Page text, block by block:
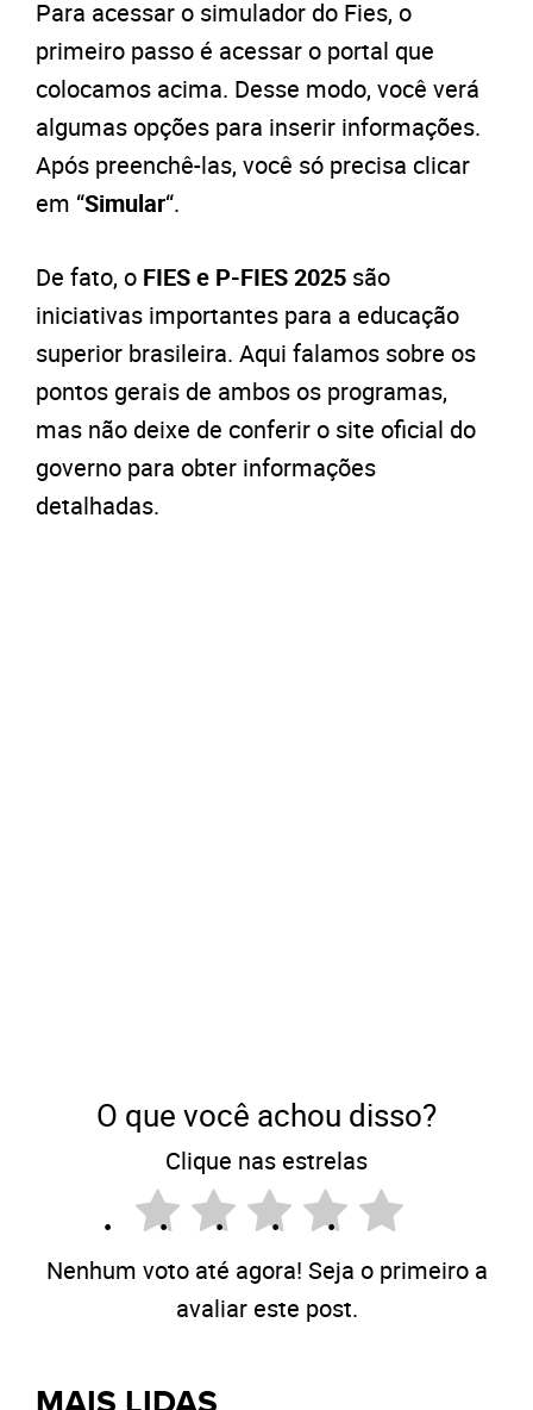
Para acessar o simulador do Fies, o
primeiro passo é acessar o portal que
colocamos acima. Desse modo, você verá
algumas opções para inserir informações.
Após preenchê-las, você só precisa clicar
em “Simular“.
De fato, o FIES e P-FIES 2025 são
iniciativas importantes para a educação
superior brasileira. Aqui falamos sobre os
pontos gerais de ambos os programas,
mas não deixe de conferir o site oficial do
governo para obter informações
detalhadas.
O que você achou disso?
Clique nas estrelas
Nenhum voto até agora! Seja o primeiro a
avaliar este post.